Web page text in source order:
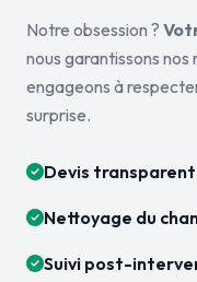
Notre obsession ?
nous garantissons nos
engageons à
surprise.
Devis
Nettoyage du
Suivi post-